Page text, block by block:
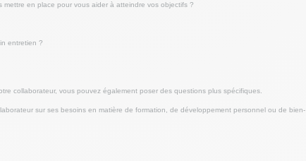
en place pour vous aider à atteindre vos objectifs ?
entretien ?
collaborateur, vous pouvez également poser des questions plus spécifiques.
sur ses besoins en matière de formation, de développement personnel ou de bien-